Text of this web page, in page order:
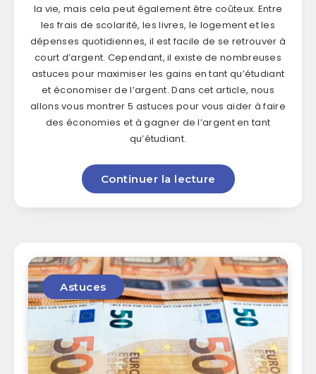
la vie, mais cela peut également être coûteux. Entre
les frais de scolarité, les livres, le logement et les
dépenses quotidiennes, il est facile de se retrouver à
court d’argent. Cependant, il existe de nombreuses
astuces pour maximiser les gains en tant qu’étudiant
et économiser de l’argent. Dans cet article, nous
allons vous montrer 5 astuces pour vous aider à faire
des économies et à gagner de l’argent en tant
qu’étudiant.
Continuer la lecture
Astuces